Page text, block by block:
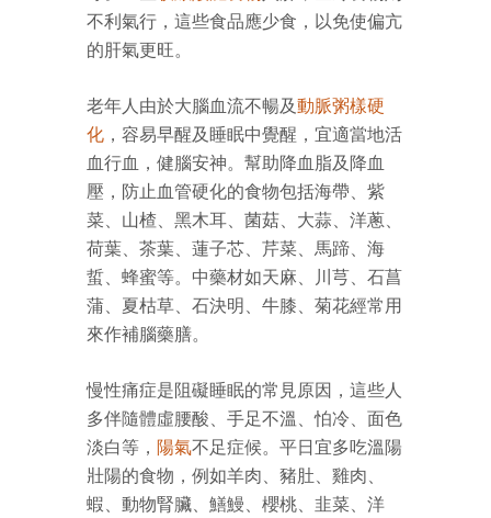
不利氣行，這些食品應少食，以免使偏亢
的肝氣更旺。
老年人由於大腦血流不暢及動脈粥樣硬
化 ，容易早醒及睡眠中覺醒，宜適當地活
血行血，健腦安神。幫助降血脂及降血
壓，防止血管硬化的食物包括海帶、紫
菜、山楂、黑木耳、菌菇、大蒜、洋蔥、
荷葉、茶葉、蓮子芯、芹菜、馬蹄、海
蜇、蜂蜜等。中藥材如天麻、川芎、石菖
蒲、夏枯草、石決明、牛膝、菊花經常用
來作補腦藥膳。
慢性痛症是阻礙睡眠的常見原因，這些人
多伴隨體虛腰酸、手足不溫、怕冷、面色
淡白等， 陽氣不足症候。平日宜多吃溫陽
壯陽的食物，例如羊肉、豬肚、雞肉、
蝦、動物腎臟、鱔鰻、櫻桃、韭菜、洋